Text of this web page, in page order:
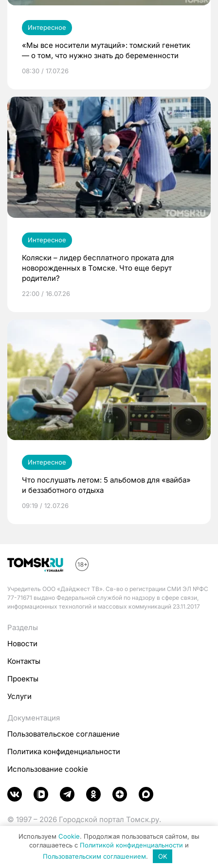
Интересное
«Мы все носители мутаций»: томский генетик
— о том, что нужно знать до беременности
08:30 / 17.07.26
Интересное
Коляски – лидер бесплатного проката для
новорожденных в Томске. Что еще берут
родители?
22:00 / 16.07.26
Интересное
Что послушать летом: 5 альбомов для «вайба»
и беззаботного отдыха
09:19 / 12.07.26
Учредитель ООО «Дайджест ТВ». Св-во о регистрации СМИ ЭЛ №ФС
77-71671 выдано Федеральной службой по надзору в сфере связи,
информационных технологий и массовых коммуникаций 23.11.2017
Разделы
Новости
Контакты
Проекты
Услуги
Документация
Пользовательское соглашение
Политика конфиденциальности
Использование cookie
© 1997 – 2026 Городской портал Томск.ру.
Министерства цифрового развития, связи и массовых
коммуникаций Российской Федерации.
Используем Cookie. Продолжая пользоваться сайтом, вы
соглашаетесь с Политикой конфиденциальности и
Пользовательским соглашением. OK